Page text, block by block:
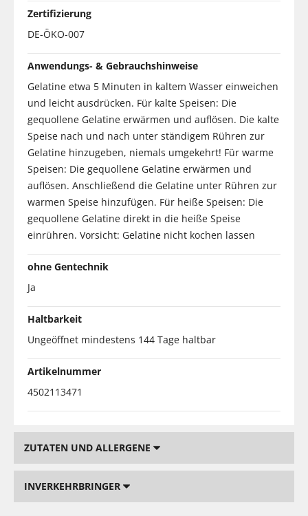
Zertifizierung
DE-ÖKO-007
Anwendungs- & Gebrauchshinweise
Gelatine etwa 5 Minuten in kaltem Wasser einweichen
und leicht ausdrücken. Für kalte Speisen: Die
gequollene Gelatine erwärmen und auflösen. Die kalte
Speise nach und nach unter ständigem Rühren zur
Gelatine hinzugeben, niemals umgekehrt! Für warme
Speisen: Die gequollene Gelatine erwärmen und
auflösen. Anschließend die Gelatine unter Rühren zur
warmen Speise hinzufügen. Für heiße Speisen: Die
gequollene Gelatine direkt in die heiße Speise
einrühren. Vorsicht: Gelatine nicht kochen lassen
ohne Gentechnik
Ja
Haltbarkeit
Ungeöffnet mindestens 144 Tage haltbar
Artikelnummer
4502113471
ZUTATEN UND ALLERGENE
INVERKEHRBRINGER